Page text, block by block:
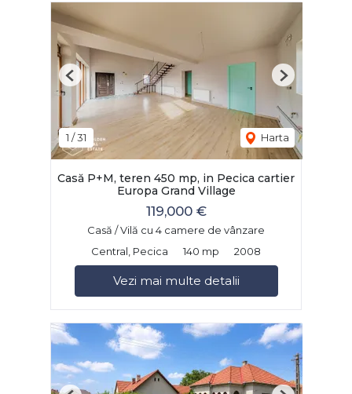
1 /31 Harta
Previous Next
Casă P+M, teren 450 mp, in Pecica cartier
Europa Grand Village
119,000 €
Casă / Vilă cu 4 camere de vânzare
Central, Pecica
140 mp 2008
Vezi mai multe detalii